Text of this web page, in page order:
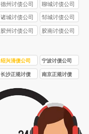
德州讨债公司 聊城讨债公司
诸城讨债公司 邹城讨债公司
胶州讨债公司 胶南讨债公司
绍兴清债公司 宁波讨债公司
长沙正规讨债
准受哪些因素
南京正规讨债